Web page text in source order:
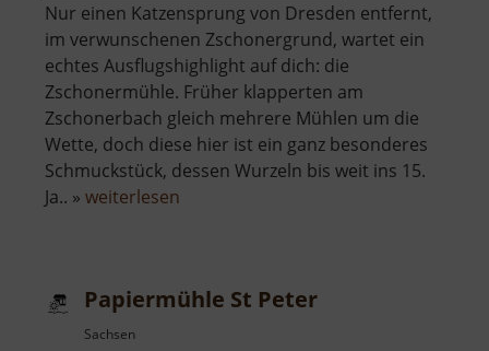
Nur einen Katzensprung von Dresden entfernt,
im verwunschenen Zschonergrund, wartet ein
echtes Ausflugshighlight auf dich: die
Zschonermühle. Früher klapperten am
Zschonerbach gleich mehrere Mühlen um die
Wette, doch diese hier ist ein ganz besonderes
Schmuckstück, dessen Wurzeln bis weit ins 15.
Ja.. » weiterlesen
Papiermühle St Peter
Sachsen